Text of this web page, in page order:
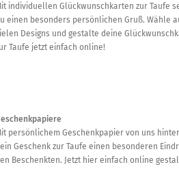
individuellen Glückwunschkarten zur Taufe
einen besonders persönlichen Gruß. Wähle
Designs und gestalte deine
Taufe jetzt einfach online!
persönlichem Geschenkpapier von uns
Geschenk zur Taufe einen besonderen
Beschenkten. Jetzt hier einfach online